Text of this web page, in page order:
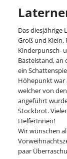
Das diesjährige
Groß und
Kinderpunsch-
Bastelstand,
ein
Höhepunkt war
welcher von
angeführt
Stockbrot.
HelferInnen!
Wir wünschen
paar